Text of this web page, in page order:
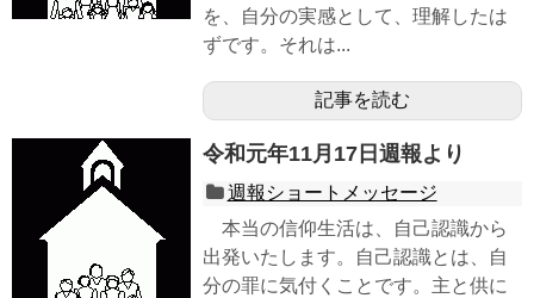
を、自分の実感として、理解したは
ずです。それは...
記事を読む
令和元年11月17日週報より
週報ショートメッセージ
本当の信仰生活は、自己認識から
出発いたします。自己認識とは、自
分の罪に気付くことです。主と供に